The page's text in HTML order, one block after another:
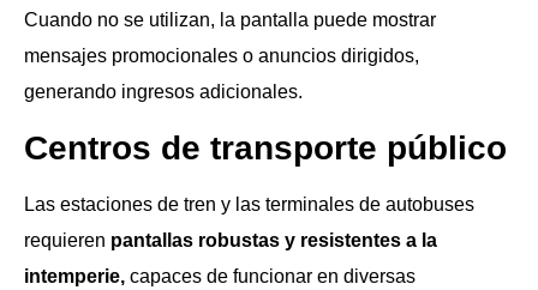
Cuando no se utilizan, la pantalla puede mostrar
mensajes promocionales o anuncios dirigidos,
generando ingresos adicionales.
Centros de transporte público
Las estaciones de tren y las terminales de autobuses
requieren pantallas robustas y resistentes a la
intemperie, capaces de funcionar en diversas